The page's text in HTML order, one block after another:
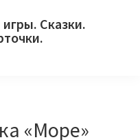
Сказки.
«Море»